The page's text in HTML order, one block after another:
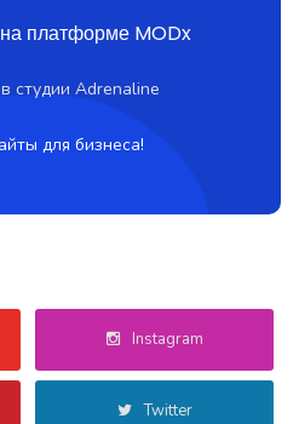
платформе MODx
студии Adrenaline
для бизнеса!
Instagram
Twitter